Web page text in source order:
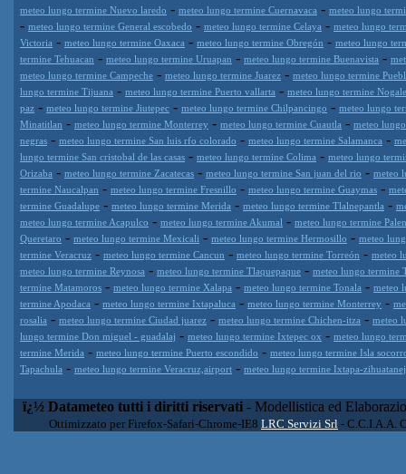
meteo lungo termine Nuevo laredo - meteo lungo termine Cuernavaca - meteo lungo
- meteo lungo termine General escobedo - meteo lungo termine Celaya - meteo lungo
Victoria - meteo lungo termine Oaxaca - meteo lungo termine Obregón - meteo lungo
termine Tehuacan - meteo lungo termine Uruapan - meteo lungo termine Buenavista -
meteo lungo termine Campeche - meteo lungo termine Juarez - meteo lungo termine
lungo termine Tijuana - meteo lungo termine Puerto vallarta - meteo lungo termine
paz - meteo lungo termine Jiutepec - meteo lungo termine Chilpancingo - meteo lungo
Minatitlan - meteo lungo termine Monterrey - meteo lungo termine Cuautla - meteo
negras - meteo lungo termine San luis rfo colorado - meteo lungo termine Salamanca -
lungo termine San cristobal de las casas - meteo lungo termine Colima - meteo lungo
Orizaba - meteo lungo termine Zacatecas - meteo lungo termine San juan del rio - meteo
termine Naucalpan - meteo lungo termine Fresnillo - meteo lungo termine Guaymas -
termine Guadalupe - meteo lungo termine Merida - meteo lungo termine Tlalnepantla -
meteo lungo termine Acapulco - meteo lungo termine Akumal - meteo lungo termine
Queretaro - meteo lungo termine Mexicali - meteo lungo termine Hermosillo - meteo
termine Veracruz - meteo lungo termine Cancun - meteo lungo termine Torreón - meteo
meteo lungo termine Reynosa - meteo lungo termine Tlaquepaque - meteo lungo termine
termine Matamoros - meteo lungo termine Xalapa - meteo lungo termine Tonala - meteo
termine Apodaca - meteo lungo termine Ixtapaluca - meteo lungo termine Monterrey -
rosalia - meteo lungo termine Ciudad juarez - meteo lungo termine Chichen-itza - meteo
lungo termine Don miguel - guadalaj - meteo lungo termine Ixtepec ox - meteo lungo
termine Merida - meteo lungo termine Puerto escondido - meteo lungo termine Isla
Tapachula - meteo lungo termine Veracruz,airport - meteo lungo termine Ixtapa-
ï¿½ Datameteo tutti i diritti riservati - Modellistica ed
Ottimizzato per Firefox-Safari-Chrome-IE8 LRC Servizi Srl - C.C.I.A.A.